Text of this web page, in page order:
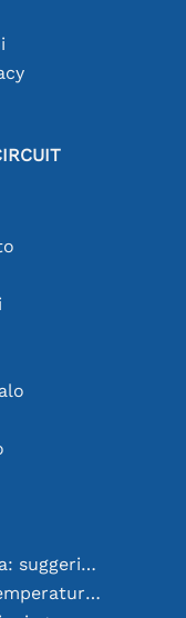
Saldare come un professionista: suggerimenti per connessioni elettroniche perfette
Scegliere il giusto sensore di temperatura [youtube]